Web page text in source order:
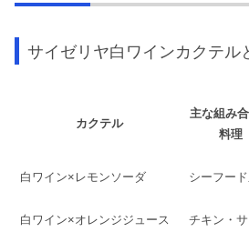
サイゼリヤ白ワインカクテル
カクテル
主な組み
料理
白ワイン×レモンソーダ シーフー
白ワイン×オレンジジュース チキン・